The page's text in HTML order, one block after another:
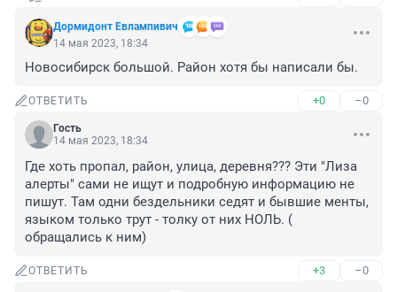
Дормидонт Евлампивич
14 мая 2023, 18:34
Новосибирск большой. Район хотя бы написали бы.
ОТВЕТИТЬ +0 –0
Гость
14 мая 2023, 18:34
Где хоть пропал, район, улица, деревня??? Эти "Лиза
алерты" сами не ищут и подробную информацию не
пишут. Там одни бездельники седят и бывшие менты,
языком только трут - толку от них НОЛЬ. (
обращались к ним)
ОТВЕТИТЬ +3 –0